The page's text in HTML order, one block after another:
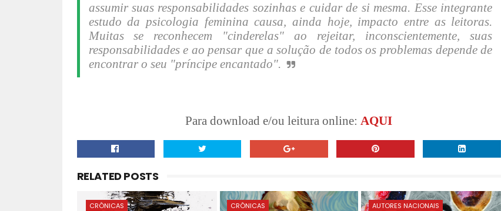
assumir suas responsabilidades sozinhas e cuidar de si mesma. Esse integrante
estudo da psicologia feminina causa, ainda hoje, impacto entre as leitoras.
Muitas se reconhecem "cinderelas" ao rejeitar, inconscientemente, suas
responsabilidades e ao pensar que a solução de todos os problemas depende de
encontrar o seu "príncipe encantado".
Para download e/ou leitura online:AQUI
RELATED POSTS
CRÔNICAS CRÔNICAS AUTORES NACIONAIS